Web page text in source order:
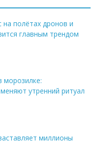
на полётах дронов и
главным трендом
морозилке:
утренний ритуал
миллионы